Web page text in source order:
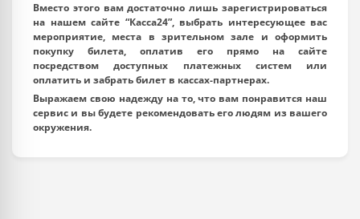
Вместо этого вам достаточно лишь зарегистрироваться
на нашем сайте “Касса24”, выбрать интересующее вас
мероприятие, места в зрительном зале и оформить
покупку билета, оплатив его прямо на сайте
посредством доступных платежных систем или
оплатить и забрать билет в кассах-партнерах.
Выражаем свою надежду на то, что вам понравится наш
сервис и вы будете рекомендовать его людям из вашего
окружения.